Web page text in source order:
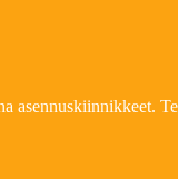
asennuskiinnikkeet.